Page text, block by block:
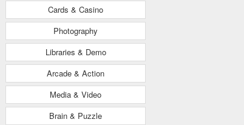
Cards & Casino
Photography
Libraries & Demo
Arcade & Action
Media & Video
Brain & Puzzle